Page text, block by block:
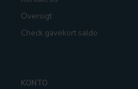
Oversigt
Check gavekort saldo
KONTO